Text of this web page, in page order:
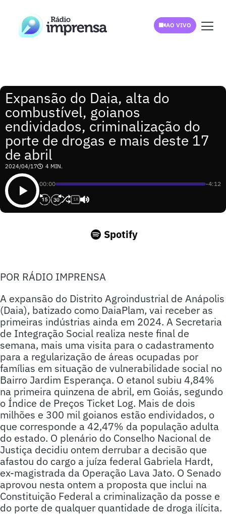
AO VIVO
Expansão do Daia, alta do
combustível, goianos
endividados, criminalização do
porte de drogas e mais deste 17
de abril
2024/04/17 4 MIN.
00:00 -4:12
1X
Spotify
POR RÁDIO IMPRENSA
A expansão do Distrito Agroindustrial de Anápolis
(Daia), batizado como DaiaPlam, vai receber as
primeiras indústrias ainda em 2024. A Secretaria
de Integração Social realiza neste final de
semana, mais uma visita para o cadastramento
para a regularização de áreas ocupadas por
famílias em situação de vulnerabilidade social no
Bairro Jardim Esperança. O etanol subiu 4,84%
na primeira quinzena de abril, em Goiás, segundo
o Índice de Preços Ticket Log. Mais de dois
milhões e 300 mil goianos estão endividados, o
que corresponde a 42,47% da população adulta
do estado. O plenário do Conselho Nacional de
Justiça decidiu ontem derrubar a decisão que
afastou do cargo a juíza federal Gabriela Hardt,
ex-magistrada da Operação Lava Jato. O Senado
aprovou nesta ontem a proposta que inclui na
Constituição Federal a criminalização da posse e
do porte de qualquer quantidade de droga ilícita.